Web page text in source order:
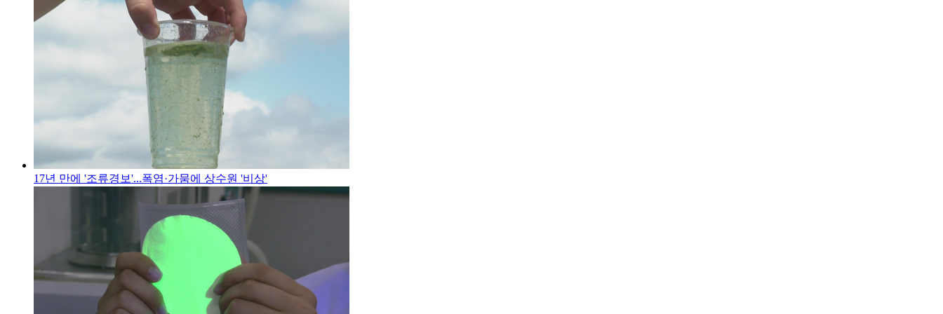
17년 만에 '조류경보'...폭염·가뭄에 상수원 '비상'